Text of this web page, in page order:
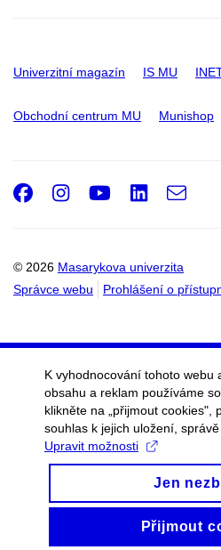
Univerzitní magazín IS MU
Obchodní centrum MU Munishop
© 2026 Masarykova univerzita
Správce webu
Prohlášení o
Facebook
Instagram
Youtube
e-
K vyhodnocování tohoto webu
obsahu a reklam používáme
klikněte na „přijmout cookies",
souhlas k jejich uložení, správě
Upravit možnosti
Jen
Přijmout